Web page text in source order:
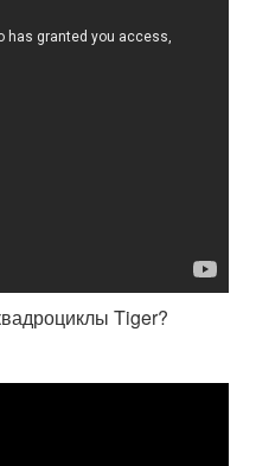
Tiger?